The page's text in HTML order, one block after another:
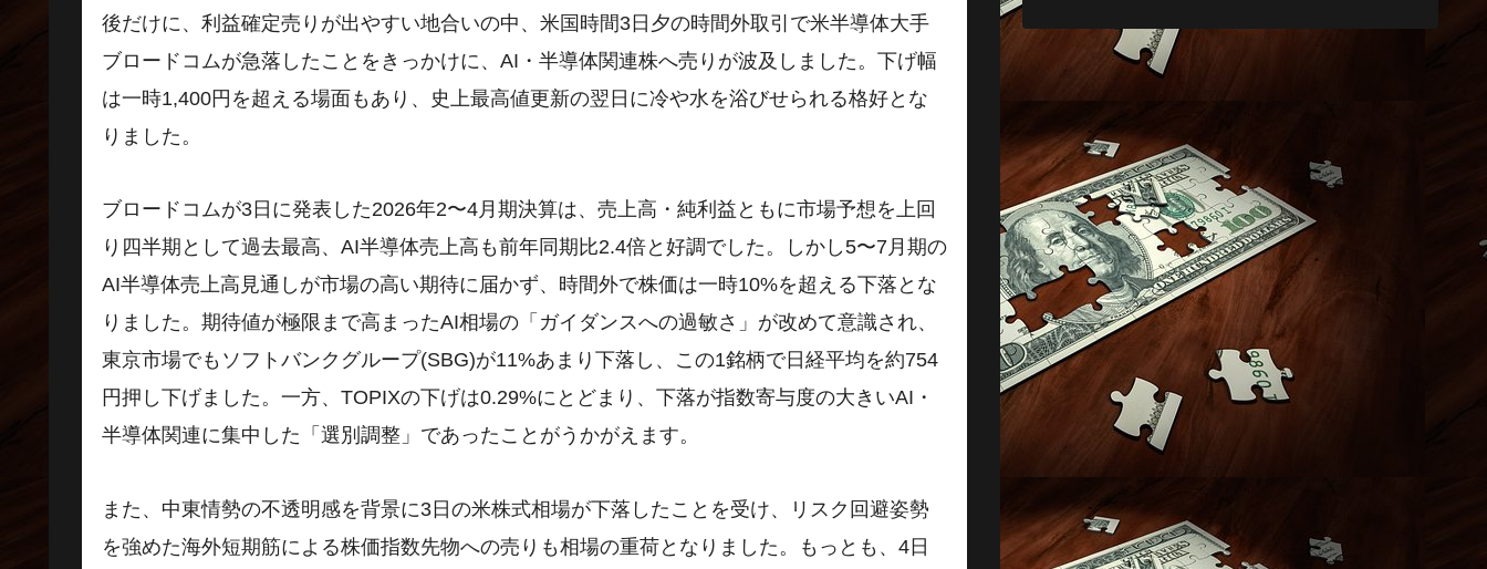
後だけに、利益確定売りが出やすい地合いの中、米国時間3日夕の時間外取引で米半導体大手
ブロードコムが急落したことをきっかけに、AI・半導体関連株へ売りが波及しました。下げ幅
は一時1,400円を超える場面もあり、史上最高値更新の翌日に冷や水を浴びせられる格好とな
りました。
ブロードコムが3日に発表した2026年2〜4月期決算は、売上高・純利益ともに市場予想を上回
り四半期として過去最高、AI半導体売上高も前年同期比2.4倍と好調でした。しかし5〜7月期の
AI半導体売上高見通しが市場の高い期待に届かず、時間外で株価は一時10%を超える下落とな
りました。期待値が極限まで高まったAI相場の「ガイダンスへの過敏さ」が改めて意識され、
東京市場でもソフトバンクグループ(SBG)が11%あまり下落し、この1銘柄で日経平均を約754
円押し下げました。一方、TOPIXの下げは0.29%にとどまり、下落が指数寄与度の大きいAI・
半導体関連に集中した「選別調整」であったことがうかがえます。
また、中東情勢の不透明感を背景に3日の米株式相場が下落したことを受け、リスク回避姿勢
を強めた海外短期筋による株価指数先物への売りも相場の重荷となりました。もっとも、4日